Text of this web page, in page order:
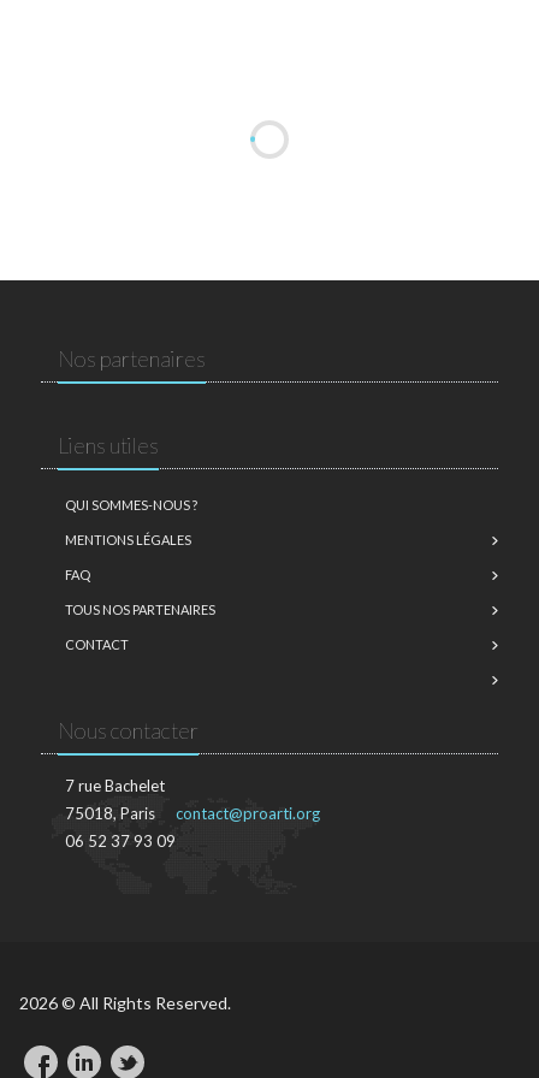
Nos partenaires
Liens utiles
QUI SOMMES-NOUS ?
MENTIONS LÉGALES
FAQ
TOUS NOS PARTENAIRES
CONTACT
Nous contacter
7 rue Bachelet
75018, Paris
06 52 37 93 09
contact@proarti.org
2026 © All Rights Reserved.